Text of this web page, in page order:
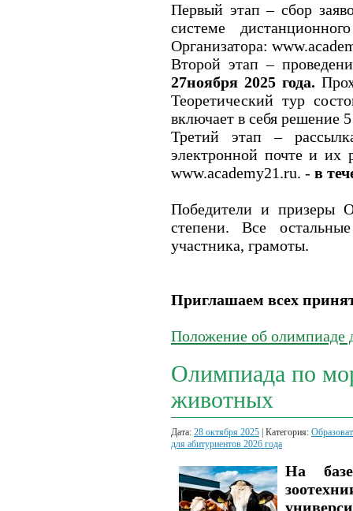
Первый этап – сбор
системе
Организатора:
Второй этап –
27ноября 2025 года.
Теоретический тур
включает в себя решение 5
Третий этап –
электронной почте и их
www.academy21.ru. - в
Победители и призеры
степени. Все
участника, грамоты.
Приглашаем всех
Положение об олимпиаде
Олимпиада по
животных
Дата: 28 октября 2025 | Категория:
для абитуриентов 2026 года
На